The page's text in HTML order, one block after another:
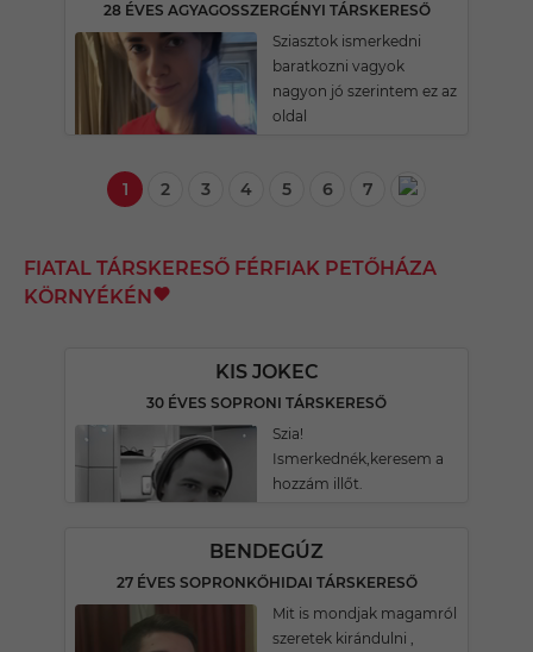
28 ÉVES AGYAGOSSZERGÉNYI TÁRSKERESŐ
Sziasztok ismerkedni
baratkozni vagyok
nagyon jó szerintem ez az
oldal
1 2 3 4 5 6 7
FIATAL TÁRSKERESŐ FÉRFIAK PETŐHÁZA
KÖRNYÉKÉN
KIS JOKEC
30 ÉVES SOPRONI TÁRSKERESŐ
Szia!
Ismerkednék,keresem a
hozzám illőt.
BENDEGÚZ
27 ÉVES SOPRONKŐHIDAI TÁRSKERESŐ
Mit is mondjak magamról
szeretek kirándulni ,